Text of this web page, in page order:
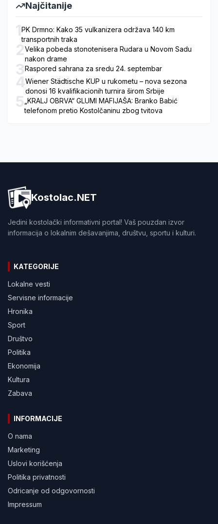
Najčitanije
1PK Drmno: Kako 35 vulkanizera održava 140 km
transportnih traka
2Velika pobeda stonotenisera Rudara u Novom Sadu
nakon drame
3Raspored sahrana za sredu 24. septembar
4Wiener Städtische KUP u rukometu – nova sezona
donosi 16 kvalifikacionih turnira širom Srbije
5„KRALJ OBRVA“ GLUMI MAFIJAŠA: Branko Babić
telefonom pretio Kostolčaninu zbog tvitova
Kostolac.NET
Jedini kostolački informativni portal! Vaš pouzdan izvor
informacija o lokalnim dešavanjima, društvu, sportu i kulturi.
KATEGORIJE
Lokalne vesti
Servisne informacije
Hronika
Sport
Društvo
Politika
Ekonomija
Kultura
Zabava
INFORMACIJE
O nama
Marketing
Uslovi korišćenja
Politika privatnosti
Odricanje od odgovornosti
Impressum